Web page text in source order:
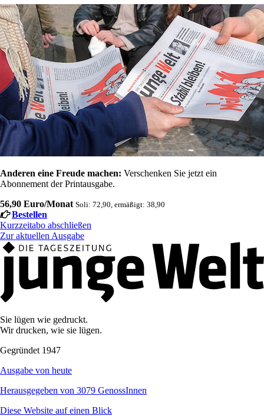
Anderen eine Freude machen: Verschenken Sie jetzt ein
Abonnement der Printausgabe.
56,90 Euro/Monat Soli: 72,90, ermäßigt: 38,90
Bestellen
Kurzzeitabo abschließen
Zur aktuellen Ausgabe
Sie lügen wie gedruckt.
Wir drucken, wie sie lügen.
Gegründet 1947
Ausgabe von heute
Herausgegeben von 3079 GenossInnen
Diese Website auf einen Blick